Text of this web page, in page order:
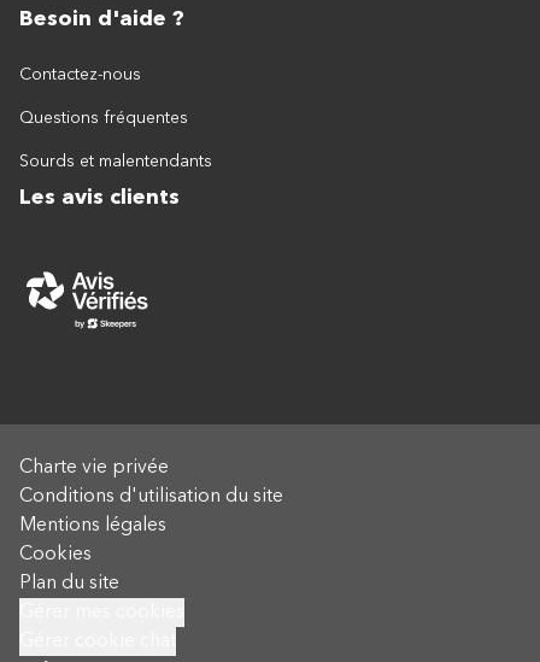
Besoin d'aide ?
Contactez-nous
Questions fréquentes
Sourds et malentendants
Les avis clients
Charte vie privée
Conditions d'utilisation du site
Mentions légales
Cookies
Plan du site